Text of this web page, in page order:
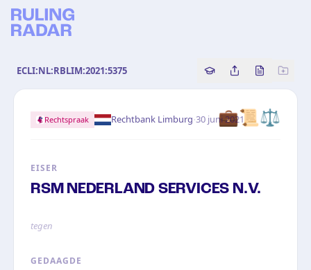
ECLI:NL:RBLIM:2021:5375 Copy source
Share this
Bekijk
💼📜⚖️
Rechtspraak Rechtbank Limburg·30 juni 2021
EISER
RSM NEDERLAND SERVICES N.V.
tegen
GEDAAGDE